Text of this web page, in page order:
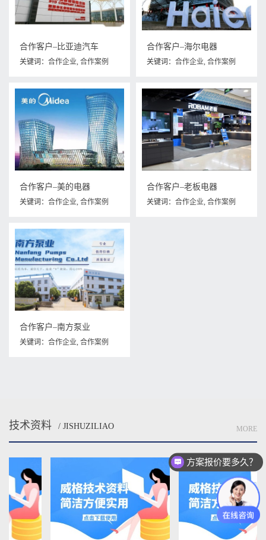
合作客户–比亚迪汽车
关键词： 合作企业, 合作案例
合作客户–海尔电器
关键词： 合作企业, 合作案例
合作客户–美的电器
关键词： 合作企业, 合作案例
合作客户–老板电器
关键词： 合作企业, 合作案例
合作客户–南方泵业
关键词： 合作企业, 合作案例
技术资料 / JISHUZILIAO MORE
方案报价要多久？